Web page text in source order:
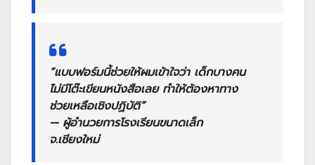
“แบบฟอร์มนี้ช่วยให้ผมเข้าใจว่า เด็กบางคน
ไม่มีโต๊ะเขียนหนังสือเลย ทำให้ต้องหาทาง
ช่วยเหลือเชิงปฏิบัติ”
— ผู้อำนวยการโรงเรียนขนาดเล็ก
จ.เชียงใหม่